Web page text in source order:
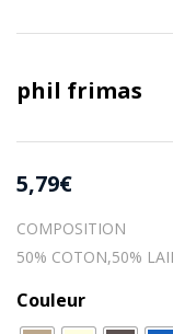
phil frimas
5,79€
COMPOSITION
50% COTON,50%
Couleur